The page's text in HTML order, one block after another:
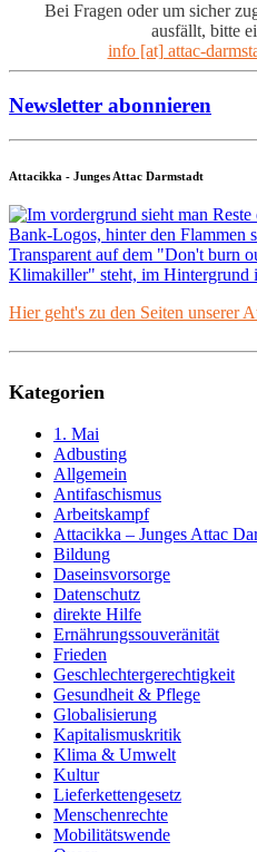
Bei Fragen oder um sicher
ausfällt, bitte
info [at] attac-
Newsletter abonnieren
Attacikka - Junges Attac Darmstadt
Hier geht's zu den Seiten unserer
Kategorien
1. Mai
Adbusting
Allgemein
Antifaschismus
Arbeitskampf
Attacikka – Junges Attac
Bildung
Daseinsvorsorge
Datenschutz
direkte Hilfe
Ernährungssouveränität
Frieden
Geschlechtergerechtigkeit
Gesundheit & Pflege
Globalisierung
Kapitalismuskritik
Klima & Umwelt
Kultur
Lieferkettengesetz
Menschenrechte
Mobilitätswende